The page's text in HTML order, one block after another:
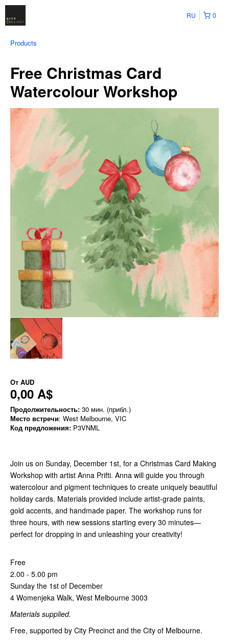
0
RU
Products
Free Christmas Card
Watercolour Workshop
От AUD
0,00 A$
Продолжительность: 30 мин. (прибл.)
Место встречи: West Melbourne, VIC
Код предложения: P3VNML
Join us on Sunday, December 1st, for a Christmas Card Making
Workshop with artist Anna Prifti. Anna will guide you through
watercolour and pigment techniques to create uniquely beautiful
holiday cards. Materials provided include artist-grade paints,
gold accents, and handmade paper. The workshop runs for
three hours, with new sessions starting every 30 minutes—
perfect for dropping in and unleashing your creativity!
Free
2.00 - 5.00 pm
Sunday the 1st of December
4 Womenjeka Walk, West Melbourne 3003
Materials supplied.
Free, supported by City Precinct and the City of Melbourne.